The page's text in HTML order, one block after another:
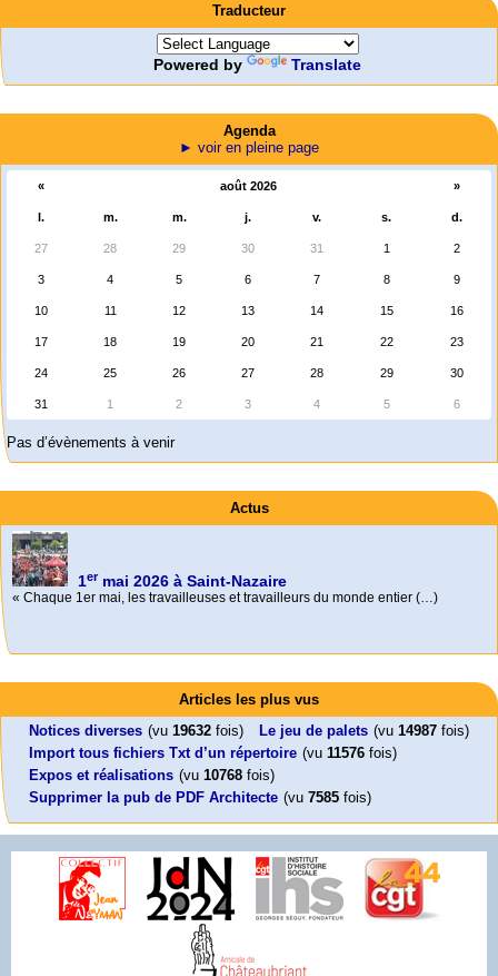
Traducteur
Powered by Translate
Agenda
► voir en pleine page
« août 2026 »
l. m. m. j. v. s. d.
27 28 29 30 31 1 2
3 4 5 6 7 8 9
10 11 12 13 14 15 16
17 18 19 20 21 22 23
24 25 26 27 28 29 30
31 1 2 3 4 5 6
Pas d’évènements à venir
Actus
1ermai 2026 à Saint-Nazaire
« Chaque 1er mai, les travailleuses et travailleurs du monde entier (…)
Foutez-nous la paix !
Aujourd’hui, mercredi 18 mars 2026, le président de la République
Emmanuel (…)
Leonard Peltier libre !
Leonard Peltier, un Amérindien condamné deux fois à la prison à vie pour
un (…)
En Pays-de-la-Loire le couperet est tombé !
« La présidente Horizons de la région Pays de la Loire veut faire voter ce (…)
Mon CV... Cette perle indique une nouveauté, ou le dernier travail (…)
Articles les plus vus
Notices diverses (vu 19632 fois) Le jeu de palets (vu 14987 fois)
Import tous fichiers Txt d’un répertoire (vu 11576 fois)
Expos et réalisations (vu 10768 fois)
Supprimer la pub de PDF Architecte (vu 7585 fois)